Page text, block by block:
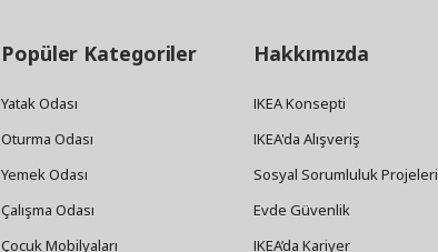
Popüler Kategoriler
Yatak Odası
Oturma Odası
Yemek Odası
Çalışma Odası
Çocuk Mobilyaları
Hakkımızda
IKEA Konsepti
IKEA'da Alışveriş
Sosyal Sorumluluk Projeleri
Evde Güvenlik
IKEA’da Kariyer